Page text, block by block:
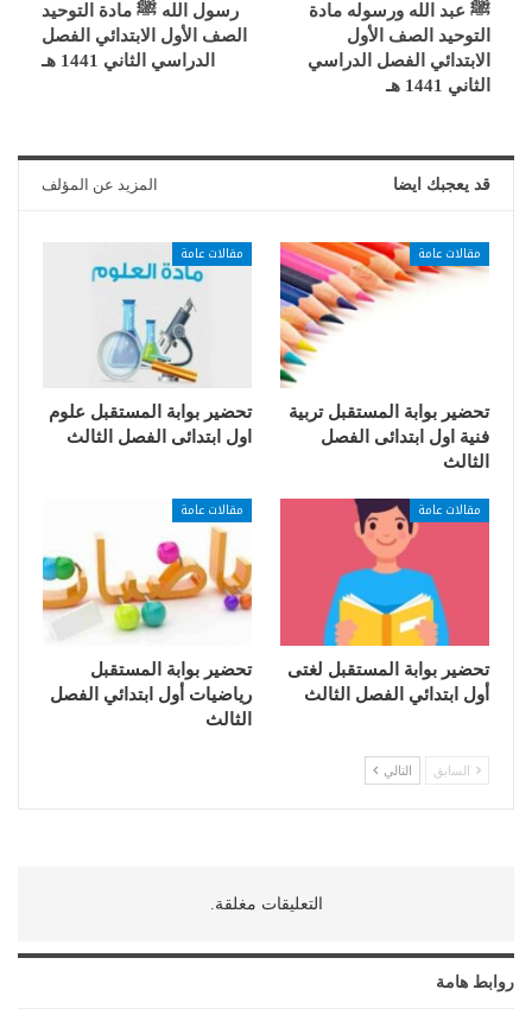
ﷺ عبد الله ورسوله مادة
التوحيد الصف الأول
الابتدائي الفصل الدراسي
الثاني 1441 هـ
رسول الله ﷺ مادة التوحيد
الصف الأول الابتدائي الفصل
الدراسي الثاني 1441 هـ
قد يعجبك ايضا المزيد عن المؤلف
مقالات عامة
تحضير بوابة المستقبل تربية
فنية اول ابتدائى الفصل
الثالث
مقالات عامة
تحضير بوابة المستقبل علوم
اول ابتدائى الفصل الثالث
مقالات عامة
تحضير بوابة المستقبل لغتى
أول ابتدائي الفصل الثالث
مقالات عامة
تحضير بوابة المستقبل
رياضيات أول ابتدائي الفصل
الثالث
السابق التالي
التعليقات مغلقة.
روابط هامة